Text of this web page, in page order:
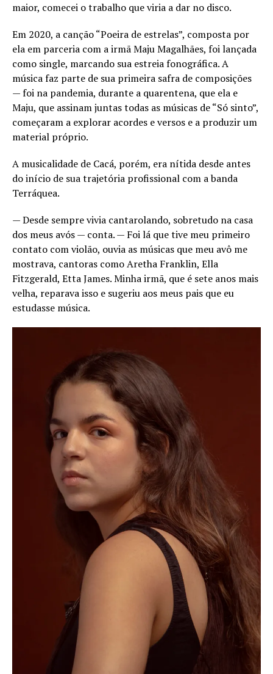
maior, comecei o trabalho que viria a dar no disco.
Em 2020, a canção “Poeira de estrelas”, composta por
ela em parceria com a irmã Maju Magalhães, foi lançada
como single, marcando sua estreia fonográfica. A
música faz parte de sua primeira safra de composições
— foi na pandemia, durante a quarentena, que ela e
Maju, que assinam juntas todas as músicas de “Só sinto”,
começaram a explorar acordes e versos e a produzir um
material próprio.
A musicalidade de Cacá, porém, era nítida desde antes
do início de sua trajetória profissional com a banda
Terráquea.
— Desde sempre vivia cantarolando, sobretudo na casa
dos meus avós — conta. — Foi lá que tive meu primeiro
contato com violão, ouvia as músicas que meu avô me
mostrava, cantoras como Aretha Franklin, Ella
Fitzgerald, Etta James. Minha irmã, que é sete anos mais
velha, reparava isso e sugeriu aos meus pais que eu
estudasse música.